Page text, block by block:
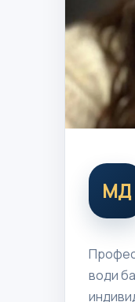
МД
води